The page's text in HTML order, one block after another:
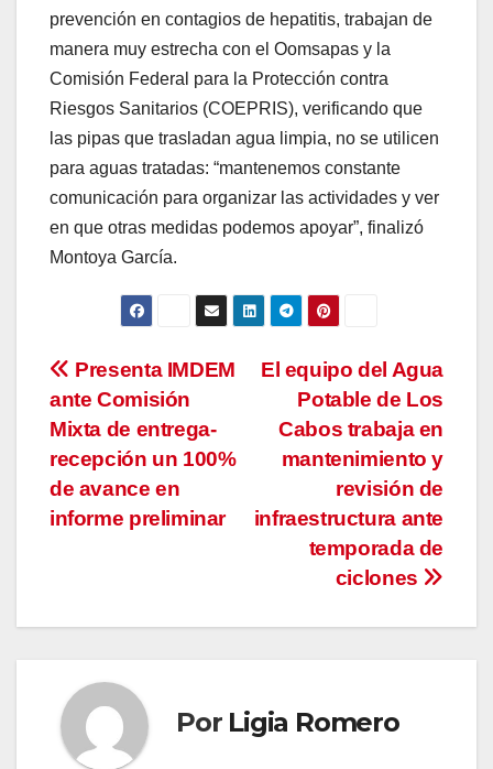
prevención en contagios de hepatitis, trabajan de
manera muy estrecha con el Oomsapas y la
Comisión Federal para la Protección contra
Riesgos Sanitarios (COEPRIS), verificando que
las pipas que trasladan agua limpia, no se utilicen
para aguas tratadas: “mantenemos constante
comunicación para organizar las actividades y ver
en que otras medidas podemos apoyar”, finalizó
Montoya García.
Navegación
de
entradas
El equipo del Agua
Potable de Los
Cabos trabaja en
mantenimiento y
revisión de
infraestructura ante
temporada de
ciclones
Presenta IMDEM
ante Comisión
Mixta de entrega-
recepción un 100%
de avance en
informe preliminar
Por Ligia Romero